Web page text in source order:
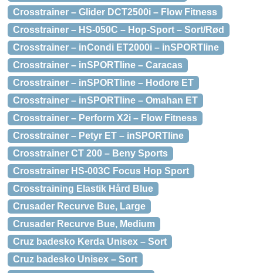
Crosstrainer – Glider DCT2500i – Flow Fitness
Crosstrainer – HS-050C – Hop-Sport – Sort/Rød
Crosstrainer – inCondi ET2000i – inSPORTline
Crosstrainer – inSPORTline – Caracas
Crosstrainer – inSPORTline – Hodore ET
Crosstrainer – inSPORTline – Omahan ET
Crosstrainer – Perform X2i – Flow Fitness
Crosstrainer – Petyr ET – inSPORTline
Crosstrainer CT 200 – Beny Sports
Crosstrainer HS-003C Focus Hop Sport
Crosstraining Elastik Hård Blue
Crusader Recurve Bue, Large
Crusader Recurve Bue, Medium
Cruz badesko Kerda Unisex – Sort
Cruz badesko Unisex – Sort